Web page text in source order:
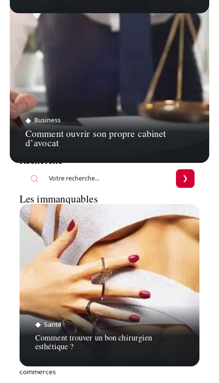
Business
Comment ouvrir son propre cabinet
d’avocat
Recherche
Les immanquables
Santé
Comment trouver un bon chirurgien
esthétique ?